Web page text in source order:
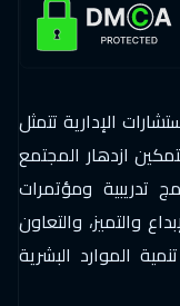
الإدارية تتمثل
ازدهار المجتمع
تدريبية ومؤتمرات
والتميز، والتعاون
الموارد البشرية